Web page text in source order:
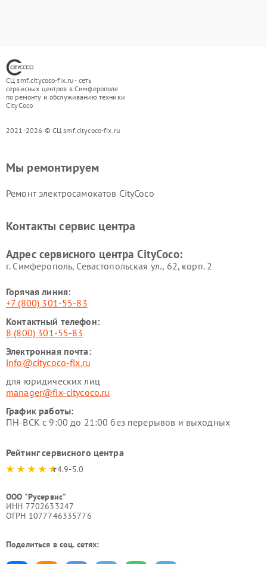
СЦ smf.citycoco-fix.ru - сеть
сервисных центров в Симферополе
по ремонту и обслуживанию техники
CityCoco
2021-2026 © СЦ smf.citycoco-fix.ru
Мы ремонтируем
Ремонт электросамокатов CityCoco
Контакты сервис центра
Адрес сервисного центра CityCoco:
г. Симферополь, Севастопольская ул., 62, корп. 2
Горячая линия:
+7 (800) 301-55-83
Контактный телефон:
8 (800) 301-55-83
Электронная почта:
info@citycoco-fix.ru
для юридических лиц
manager@fix-citycoco.ru
График работы:
ПН-ВСК с 9:00 до 21:00 без перерывов и выходных
Рейтинг сервисного центра
4.9-5.0
ООО "Русервис"
ИНН 7702633247
ОГРН 1077746335776
Поделиться в соц. сетях: